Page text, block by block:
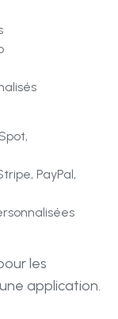
PayPal,
les
application.